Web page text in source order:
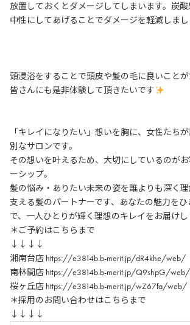
放置しておくとダメージしてしまいます。炭
中性にしてあげることでダメージを軽減しまし
頭浸浴をすることで頭皮や髪の毛に良いこと
皆さんにも是非体験して頂きたいです
「キレイになりたい」想いを胸に、女性たち
別なサロンです。
その想いを叶えるため、大切にしているのが
ーシップ。
髪の悩み・ありたい未来の姿を誰よりも深く
支える髪のパートナーです、あなたの魅力を
で、一人ひとりが輝く理想のキレイをお届けし
＊ご予約はこちらまで
↓↓↓↓
湘南台店 https://e3814b.b-merit.jp/dR4khe/web/
南林間店 https://e3814b.b-merit.jp/Q9shpG/web/
桜ヶ丘店 https://e3814b.b-merit.jp/wZ67fa/web/
＊採用のお問い合わせはこちらまで
↓↓↓↓